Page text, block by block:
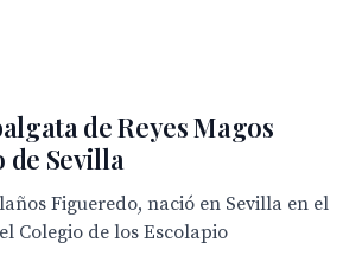
de Reyes Magos
de Sevilla
Figueredo, nació en Sevilla en el
Colegio de los Escolapio